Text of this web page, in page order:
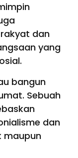
dan
yang
bangun
Sebuah
dan
maupun